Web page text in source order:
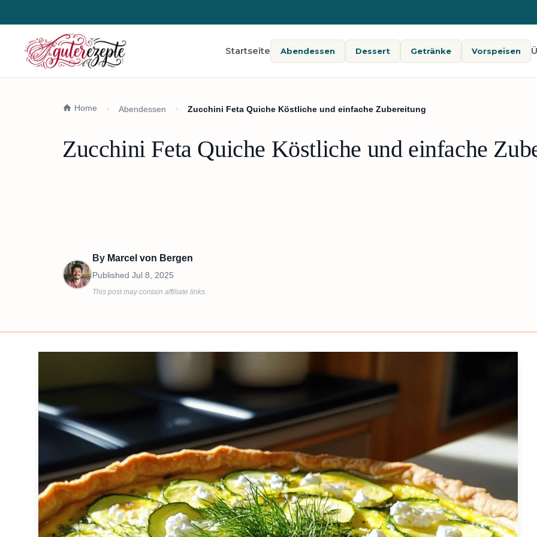
Startseite Abendessen Dessert Getränke Vorspeisen
Home Abendessen Zucchini Feta Quiche Köstliche und einfache Zubereitung
Zucchini Feta Quiche Köstliche und einfache
By Marcel von Bergen
Published Jul 8, 2025
This post may contain affiliate links.